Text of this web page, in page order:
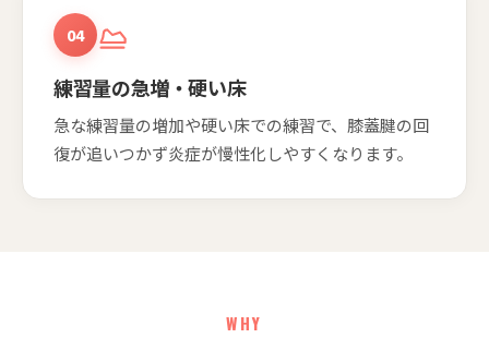
04
練習量の急増・硬い床
急な練習量の増加や硬い床での練習で、膝蓋腱の回
復が追いつかず炎症が慢性化しやすくなります。
WHY